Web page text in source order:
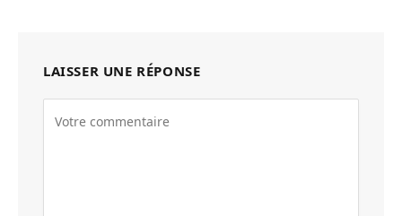
LAISSER UNE RÉPONSE